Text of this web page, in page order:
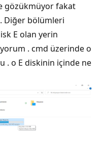
gözükmüyor fakat
Diğer bölümleri
E olan yerin
. cmd üzerinde o
. o E diskinin içinde ne